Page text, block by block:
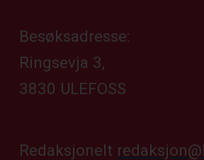
Besøksadresse:
Ringsevja 3,
3830 ULEFOSS
Redaksjonelt